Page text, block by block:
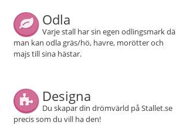
Odla
Varje stall har sin egen odlingsmark
man kan odla gräs/hö, havre, morötter och
majs till sina hästar.
Designa
Du skapar din drömvärld på Stallet.se
precis som du vill ha den!